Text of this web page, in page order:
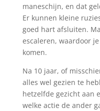
maneschijn, en dat
Er kunnen kleine
goed hart afsluiten.
escaleren, waardoor
komen.
Na 10 jaar, of
alles wel gezien te
hetzelfde gezicht aan
welke actie de ander